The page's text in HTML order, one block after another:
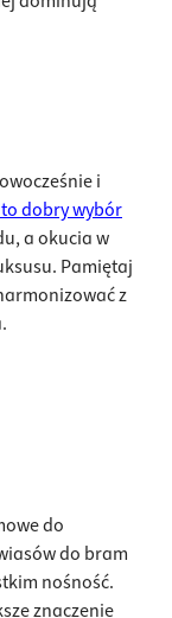
i
dobry wybór
a okucia w
Pamiętaj
z
do
do bram
nośność.
znaczenie